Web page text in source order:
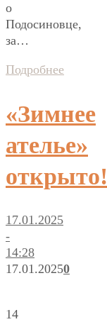
о
Подосиновце,
за…
Подробнее
«Зимнее
ателье»
открыто!
17.01.2025
-
14:28
17.01.20250
14